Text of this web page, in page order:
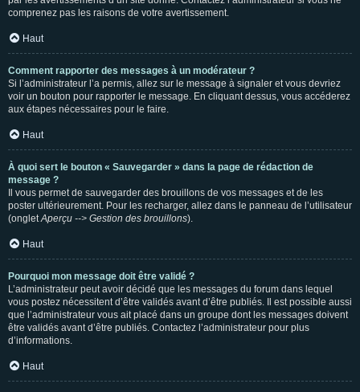
comprenez pas les raisons de votre avertissement.
Haut
Comment rapporter des messages à un modérateur ?
Si l’administrateur l’a permis, allez sur le message à signaler et vous devriez
voir un bouton pour rapporter le message. En cliquant dessus, vous accéderez
aux étapes nécessaires pour le faire.
Haut
À quoi sert le bouton « Sauvegarder » dans la page de rédaction de
message ?
Il vous permet de sauvegarder des brouillons de vos messages et de les
poster ultérieurement. Pour les recharger, allez dans le panneau de l’utilisateur
(ongletAperçu --> Gestion des brouillons).
Haut
Pourquoi mon message doit être validé ?
L’administrateur peut avoir décidé que les messages du forum dans lequel
vous postez nécessitent d’être validés avant d’être publiés. Il est possible aussi
que l’administrateur vous ait placé dans un groupe dont les messages doivent
être validés avant d’être publiés. Contactez l’administrateur pour plus
d’informations.
Haut